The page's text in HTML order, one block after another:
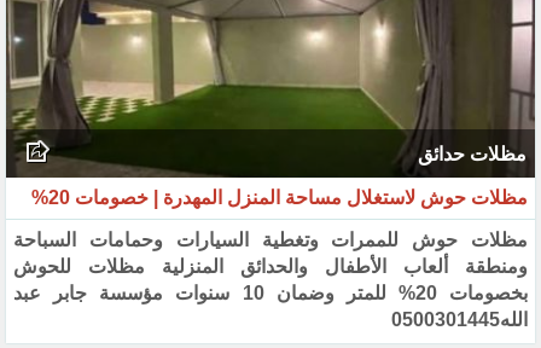
مظلات حدائق
مظلات حوش لاستغلال مساحة المنزل المهدرة | خصومات 20%‏
مظلات حوش للممرات وتغطية السيارات وحمامات السباحة
ومنطقة ألعاب الأطفال والحدائق المنزلية مظلات للحوش
‏بخصومات 20% للمتر وضمان 10 سنوات مؤسسة جابر عبد
الله0500301445‏